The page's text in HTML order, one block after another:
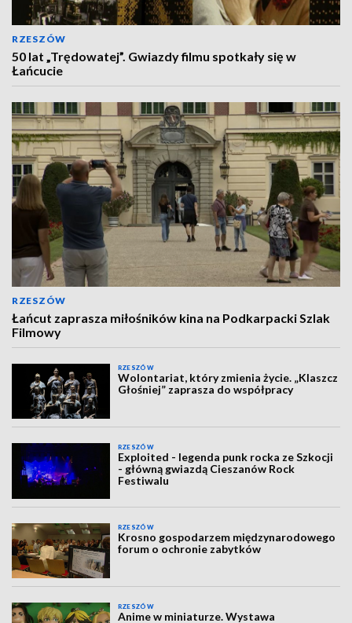
RZESZÓW
50 lat „Trędowatej”. Gwiazdy filmu spotkały się w
Łańcucie
RZESZÓW
Łańcut zaprasza miłośników kina na Podkarpacki Szlak
Filmowy
RZESZÓW
Wolontariat, który zmienia życie. „Klaszcz
Głośniej” zaprasza do współpracy
RZESZÓW
Exploited - legenda punk rocka ze Szkocji
- główną gwiazdą Cieszanów Rock
Festiwalu
RZESZÓW
Krosno gospodarzem międzynarodowego
forum o ochronie zabytków
RZESZÓW
Anime w miniaturze. Wystawa